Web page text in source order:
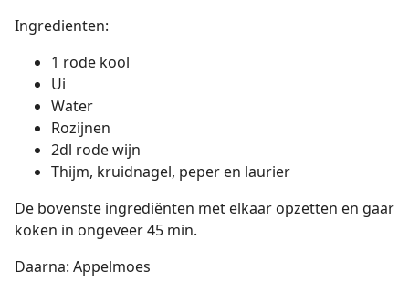
Ingredienten:
1 rode kool
Ui
Water
Rozijnen
2dl rode wijn
Thijm, kruidnagel, peper en laurier
De bovenste ingrediënten met elkaar opzetten en gaar
koken in ongeveer 45 min.
Daarna: Appelmoes